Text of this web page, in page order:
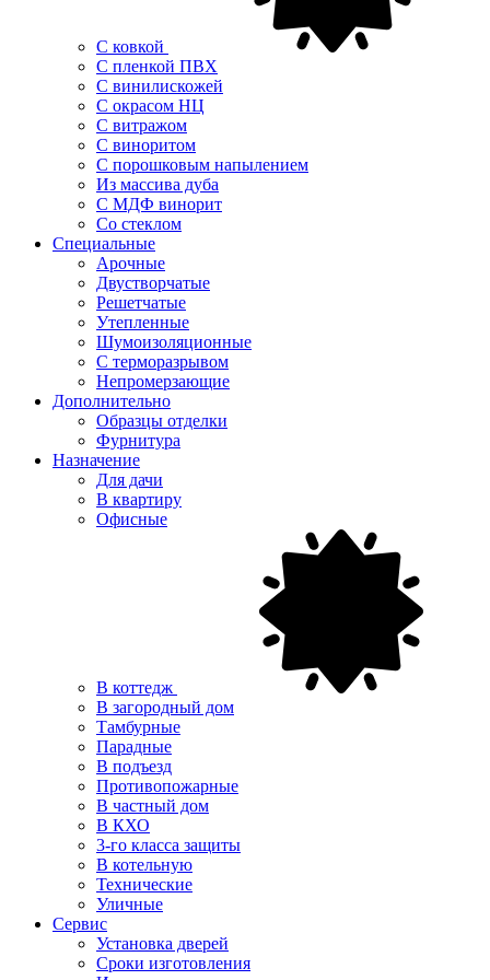
С ковкой
С пленкой ПВХ
С винилискожей
С окрасом НЦ
С витражом
С виноритом
С порошковым напылением
Из массива дуба
С МДФ винорит
Со стеклом
Специальные
Арочные
Двустворчатые
Решетчатые
Утепленные
Шумоизоляционные
С терморазрывом
Непромерзающие
Дополнительно
Образцы отделки
Фурнитура
Назначение
Для дачи
В квартиру
Офисные
В коттедж
В загородный дом
Тамбурные
Парадные
В подъезд
Противопожарные
В частный дом
В КХО
3-го класса защиты
В котельную
Технические
Уличные
Сервис
Установка дверей
Сроки изготовления